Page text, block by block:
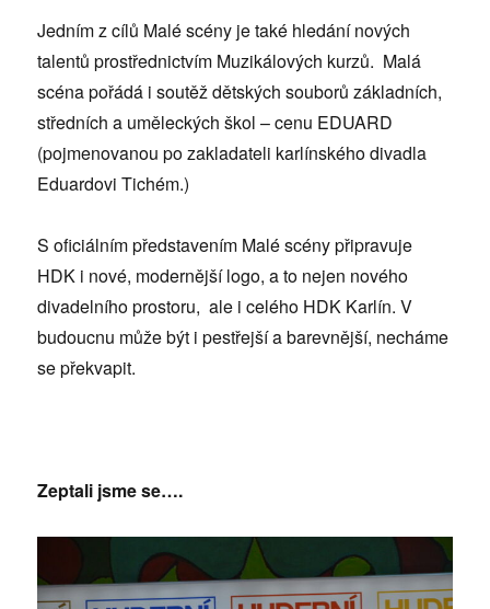
Jedním z cílů Malé scény je také hledání nových
talentů prostřednictvím Muzikálových kurzů. Malá
scéna pořádá i soutěž dětských souborů základních,
středních a uměleckých škol – cenu EDUARD
(pojmenovanou po zakladateli karlínského divadla
Eduardovi Tichém.)
S oficiálním představením Malé scény připravuje
HDK i nové, modernější logo, a to nejen nového
divadelního prostoru, ale i celého HDK Karlín. V
budoucnu může být i pestřejší a barevnější, necháme
se překvapit.
Zeptali jsme se….